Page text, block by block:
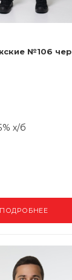
№106
х/б
ПОДРОБНЕЕ